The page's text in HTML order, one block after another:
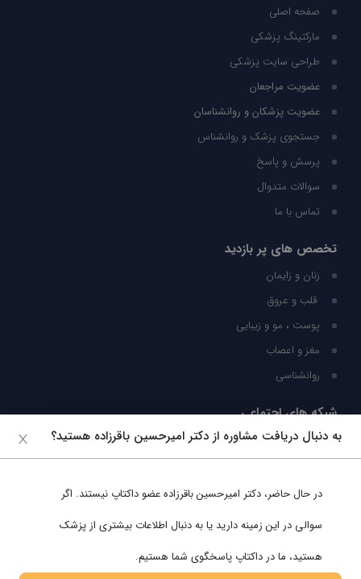
صفحه اصلی
مارکتینگ پزشکی
طراحی سایت پزشکی
عضویت مراجعان
عضویت پزشکان و روانشناسان
جستجوی پزشک و روانشناس
پرسش و پاسخ
سوالات متدوال
تماس با ما
تخصص های پر بازدید
زنان و زایمان
قلب و عروق
پوست ، مو و زیبایی
مغز و اعصاب
روانشناسی
شبکه های اجتماعی
ما را در شبکه های اجتماعی دنبال کنید
به دنبال دریافت مشاوره از دکتر امیرحسین باقرزاده هستید؟
در حال حاضر، دکتر امیرحسین باقرزادهعضو داکتاپ نیستند. اگر
سوالی در این زمینه دارید یا به دنبال اطلاعات بیشتری از پزشک
هستید، ما در داکتاپ پاسخگوی شما هستیم.